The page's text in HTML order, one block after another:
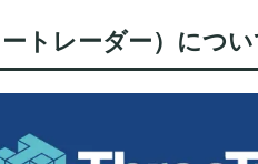
トレーダー）につい